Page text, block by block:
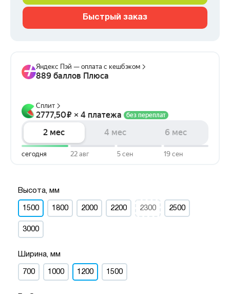
Быстрый заказ
Высота, мм
1500 1800 2000 2200 2300 2500
3000
Ширина, мм
700 1000 1200 1500